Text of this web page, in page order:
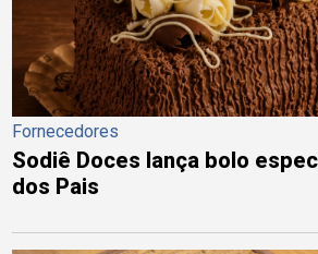
Fornecedores
Sodiê Doces lança bolo
dos Pais